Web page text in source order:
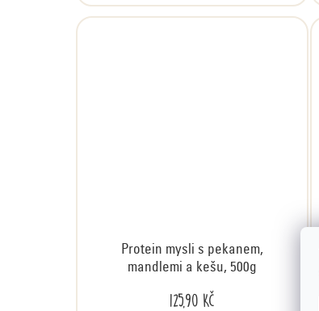
Protein mysli s pekanem,
mandlemi a kešu, 500g
125,90 Kč